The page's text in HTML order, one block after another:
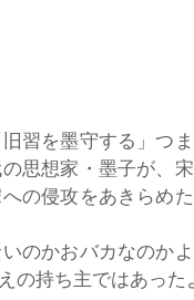
習を墨守する」つ
思想家・墨子が、
の侵攻をあきらめ
のかおバカなのか
の持ち主ではあっ